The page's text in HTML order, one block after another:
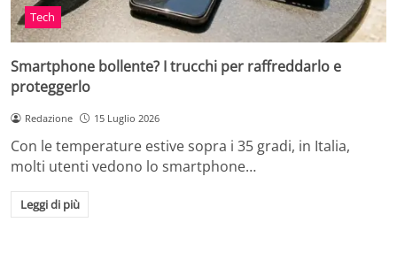
Tech
Smartphone bollente? I trucchi per raffreddarlo e
proteggerlo
Redazione 15 Luglio 2026
Con le temperature estive sopra i 35 gradi, in Italia,
molti utenti vedono lo smartphone…
Leggi di più